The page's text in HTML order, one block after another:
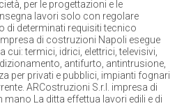
per le progettazioni e le
lavori solo con regolare
di determinati requisiti tecnico
di costruzioni Napoli esegue
cui: termici, idrici, elettrici, televisivi,
antifurto, antintrusione,
per privati e pubblici, impianti fognari
ARCostruzioni S.r.l. impresa di
La ditta effettua lavori edili e di